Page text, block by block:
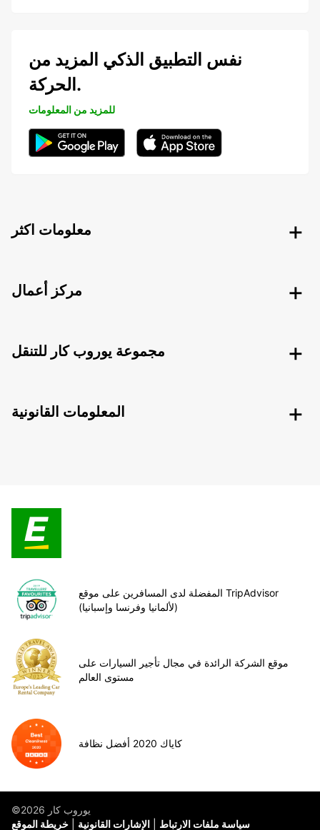
نفس التطبيق الذكي المزيد من
الحركة.
للمزيد من المعلومات
معلومات اكثر
مركز أعمال
مجموعة يوروب كار للتنقل
المعلومات القانونية
المفضلة لدى المسافرين على موقع TripAdvisor
(لألمانيا وفرنسا وإسبانيا)
موقع الشركة الرائدة في مجال تأجير السيارات على
مستوى العالم
كاياك 2020 أفضل نظافة
©يوروب كار 2026
خريطة الموقع
الإشارات القانونية سياسة ملفات الارتباط